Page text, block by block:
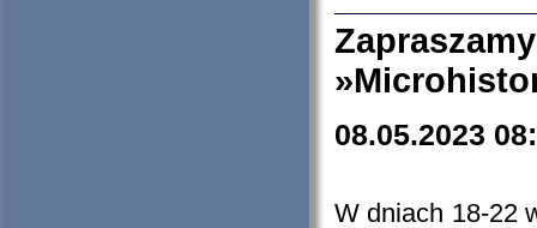
08.05.2023
W dniach 18-22